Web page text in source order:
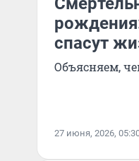
спасут
Объясняем,
27 июня, 2026,